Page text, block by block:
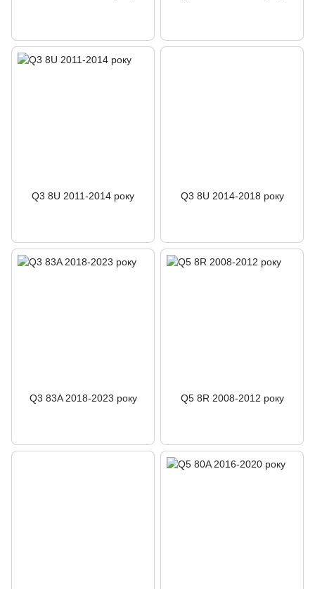
Q3 8U 2011-2014 року Q3 8U 2014-2018 року
Q3 83A 2018-2023 року Q5 8R 2008-2012 року